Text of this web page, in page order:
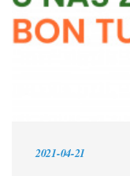
2021-04-21